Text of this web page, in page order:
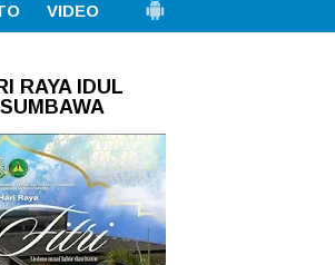
VIDEO
RAYA IDUL